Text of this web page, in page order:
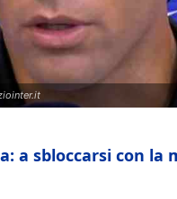
sbloccarsi con la